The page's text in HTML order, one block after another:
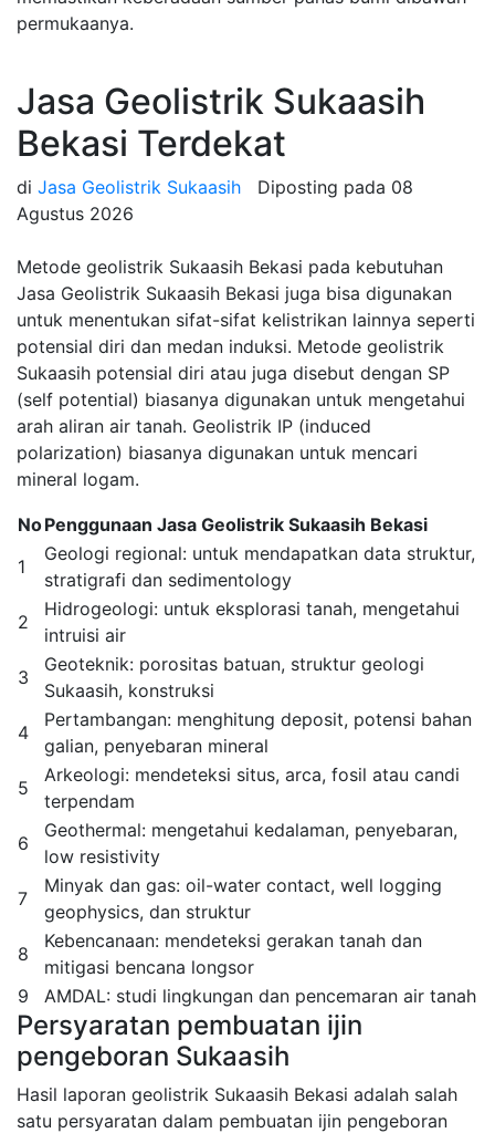
permukaanya.
Jasa Geolistrik Sukaasih
Bekasi Terdekat
di Jasa Geolistrik Sukaasih Diposting pada 08
Agustus 2026
Metode geolistrik Sukaasih Bekasi pada kebutuhan
Jasa Geolistrik Sukaasih Bekasi juga bisa digunakan
untuk menentukan sifat-sifat kelistrikan lainnya seperti
potensial diri dan medan induksi. Metode geolistrik
Sukaasih potensial diri atau juga disebut dengan SP
(self potential) biasanya digunakan untuk mengetahui
arah aliran air tanah. Geolistrik IP (induced
polarization) biasanya digunakan untuk mencari
mineral logam.
NoPenggunaan Jasa Geolistrik Sukaasih Bekasi
1
Geologi regional: untuk mendapatkan data struktur,
stratigrafi dan sedimentology
2
Hidrogeologi: untuk eksplorasi tanah, mengetahui
intruisi air
3
Geoteknik: porositas batuan, struktur geologi
Sukaasih, konstruksi
4
Pertambangan: menghitung deposit, potensi bahan
galian, penyebaran mineral
5
Arkeologi: mendeteksi situs, arca, fosil atau candi
terpendam
6
Geothermal: mengetahui kedalaman, penyebaran,
low resistivity
7
Minyak dan gas: oil-water contact, well logging
geophysics, dan struktur
8
Kebencanaan: mendeteksi gerakan tanah dan
mitigasi bencana longsor
9
AMDAL: studi lingkungan dan pencemaran air tanah
Persyaratan pembuatan ijin
pengeboran Sukaasih
Hasil laporan geolistrik Sukaasih Bekasi adalah salah
satu persyaratan dalam pembuatan ijin pengeboran